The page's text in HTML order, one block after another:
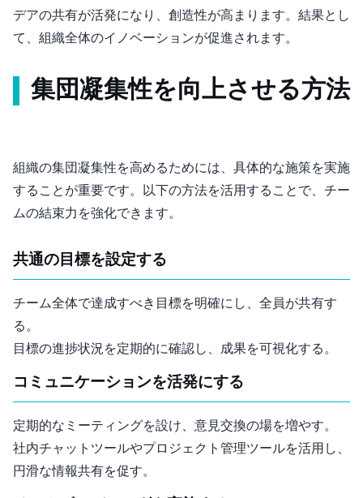
デアの共有が活発になり、創造性が高まります。結果とし
て、組織全体のイノベーションが促進されます。
集団凝集性を向上させる方法
組織の集団凝集性を高めるためには、具体的な施策を実施
することが重要です。以下の方法を活用することで、チー
ムの結束力を強化できます。
1. 共通の目標を設定する
チーム全体で達成すべき目標を明確にし、全員が共有す
る。
目標の進捗状況を定期的に確認し、成果を可視化する。
2. コミュニケーションを活発にする
定期的なミーティングを設け、意見交換の場を増やす。
社内チャットツールやプロジェクト管理ツールを活用し、
円滑な情報共有を促す。